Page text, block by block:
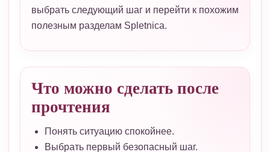
выбрать следующий шаг и перейти к похожим
полезным разделам Spletnica.
Что можно сделать после
прочтения
Понять ситуацию спокойнее.
Выбрать первый безопасный шаг.